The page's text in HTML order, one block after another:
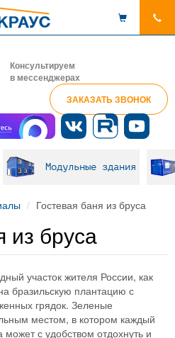
Консультируем
в мессенджерах
ЗАКАЗАТЬ ЗВОНОК
Модульные здания
Гостевая баня из бруса
из бруса
участок жителя России, как
бразильскую плантацию с
грядок. Зеленые
местом, в котором каждый
с удобством отдохнуть и